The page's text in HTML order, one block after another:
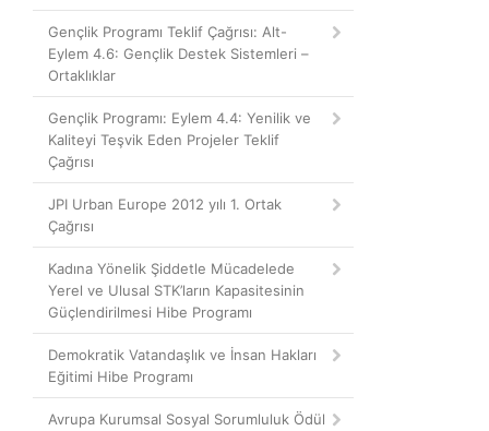
Gençlik Programı Teklif Çağrısı: Alt-
Eylem 4.6: Gençlik Destek Sistemleri –
Ortaklıklar
Gençlik Programı: Eylem 4.4: Yenilik ve
Kaliteyi Teşvik Eden Projeler Teklif
Çağrısı
JPI Urban Europe 2012 yılı 1. Ortak
Çağrısı
Kadına Yönelik Şiddetle Mücadelede
Yerel ve Ulusal STK’ların Kapasitesinin
Güçlendirilmesi Hibe Programı
Demokratik Vatandaşlık ve İnsan Hakları
Eğitimi Hibe Programı
Avrupa Kurumsal Sosyal Sorumluluk Ödül